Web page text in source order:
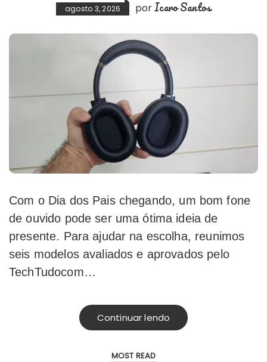
agosto 3, 2026 porIcaro Santos
Com o Dia dos Pais chegando, um bom fone
de ouvido pode ser uma ótima ideia de
presente. Para ajudar na escolha, reunimos
seis modelos avaliados e aprovados pelo
TechTudocom…
Continuar lendo
MOST READ